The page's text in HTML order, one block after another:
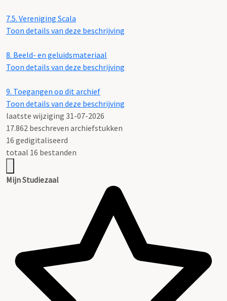
7.5. Vereniging Scala
Toon details van deze beschrijving
8. Beeld- en geluidsmateriaal
Toon details van deze beschrijving
9. Toegangen op dit archief
Toon details van deze beschrijving
laatste wijziging 31-07-2026
17.862 beschreven archiefstukken
16 gedigitaliseerd
totaal 16 bestanden
Mijn Studiezaal